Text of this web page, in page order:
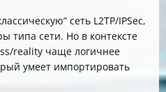
сеть L2TP/IPSec,
типа сети. Но в контексте
reality чаще логичнее
умеет импортировать